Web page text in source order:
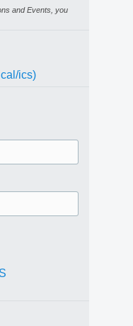
and Events, you
ics)